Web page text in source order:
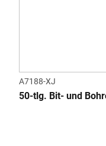
A7188-XJ
50-tlg. Bit- und